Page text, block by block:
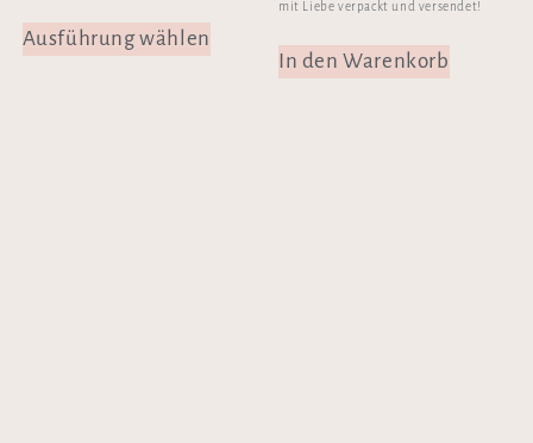
Ausführung wählen
mit Liebe verpackt und versendet!
In den Warenkorb